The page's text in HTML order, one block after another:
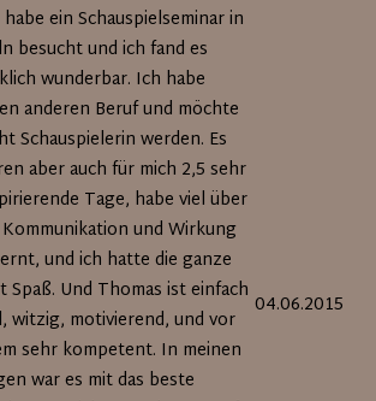
ein Schauspielseminar in
besucht und ich fand es
wunderbar. Ich habe
anderen Beruf und möchte
Schauspielerin werden. Es
aber auch für mich 2,5 sehr
Tage, habe viel über
und Wirkung
und ich hatte die ganze
Spaß. Und Thomas ist einfach
witzig, motivierend, und vor
sehr kompetent. In meinen
war es mit das beste
04.06.2015